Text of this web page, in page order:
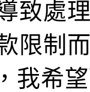
致處
限制
我希